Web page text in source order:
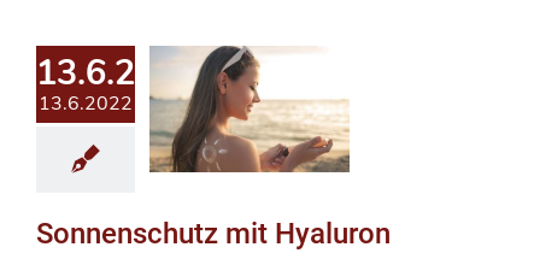
13.6.2022
13.6.2022
Sonnenschutz mit Hyaluron